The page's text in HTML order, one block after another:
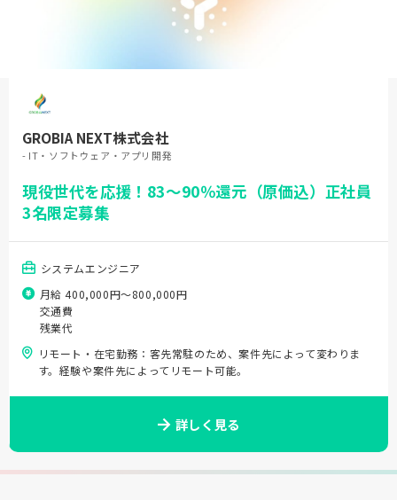
GROBIA NEXT株式会社
- IT・ソフトウェア・アプリ開発
現役世代を応援！83〜90％還元（原価込）正社員
3名限定募集
システムエンジニア
月給 400,000円〜800,000円
交通費
残業代
リモート・在宅勤務：客先常駐のため、案件先によって変わりま
す。経験や案件先によってリモート可能。
詳しく見る